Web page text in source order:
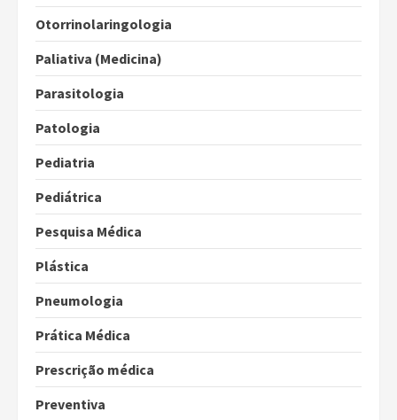
Otorrinolaringologia
Paliativa (Medicina)
Parasitologia
Patologia
Pediatria
Pediátrica
Pesquisa Médica
Plástica
Pneumologia
Prática Médica
Prescrição médica
Preventiva